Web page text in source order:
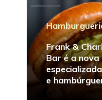
Frank &
Bar é a nova
e